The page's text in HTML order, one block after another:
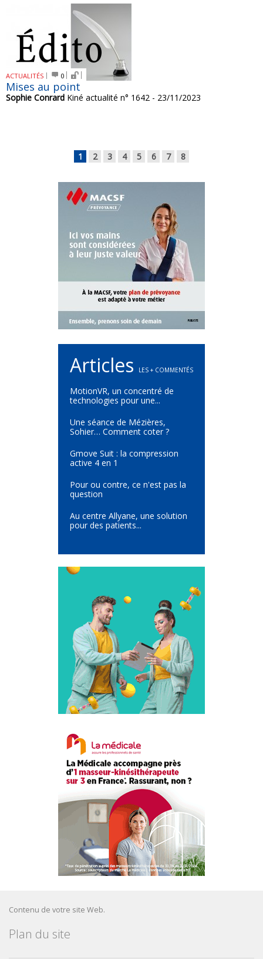
ACTUALITÉS 0
Mises au point
Sophie Conrard Kiné actualité n° 1642 - 23/11/2023
1 2 3 4 5 6 7 8
Articles LES + COMMENTÉS
MotionVR, un concentré de
technologies pour une...
Une séance de Mézières,
Sohier… Comment coter ?
Gmove Suit : la compression
active 4 en 1
Pour ou contre, ce n'est pas la
question
Au centre Allyane, une solution
pour des patients...
Contenu de votre site Web.
Plan du site